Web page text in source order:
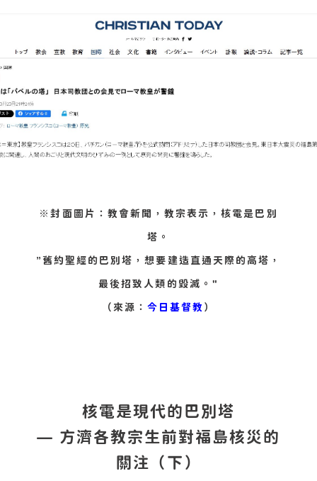
※封面圖片：教會新聞，教宗表示，核電是巴別
塔。
”舊約聖經的巴別塔，想要建造直通天際的高塔，
最後招致人類的毀滅。"
（來源： 今日基督教 ）
核電是現代的巴別塔
— 方濟各教宗生前對福島核災的
關注（下）